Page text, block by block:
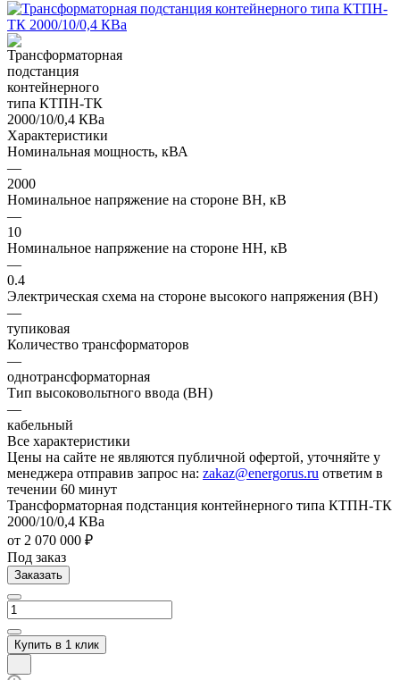
Характеристики
Номинальная мощность, кВА
—
2000
Номинальное напряжение на стороне ВН, кВ
—
10
Номинальное напряжение на стороне НН, кВ
—
0.4
Электрическая схема на стороне высокого напряжения (ВН)
—
тупиковая
Количество трансформаторов
—
однотрансформаторная
Тип высоковольтного ввода (ВН)
—
кабельный
Все характеристики
Цены на сайте не являются публичной офертой, уточняйте у
менеджера отправив запрос на: zakaz@energorus.ru ответим в
течении 60 минут
Трансформаторная подстанция контейнерного типа КТПН-ТК
2000/10/0,4 КВа
от 2 070 000 ₽
Под заказ
Заказать
Купить в 1 клик